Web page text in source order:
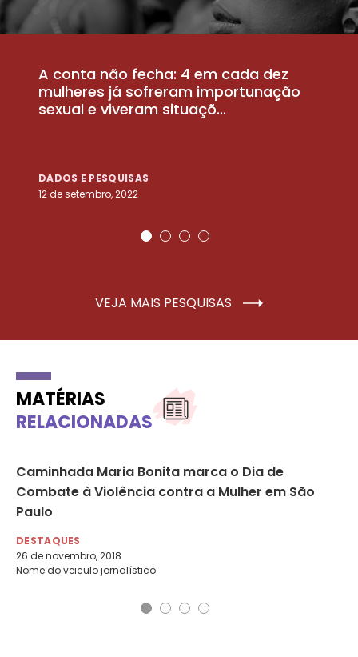
A conta não fecha: 4 em cada dez
mulheres já sofreram importunação
sexual e viveram situaçõ...
DADOS E PESQUISAS
12 de setembro, 2022
VEJA MAIS PESQUISAS
MATÉRIAS
RELACIONADAS
Caminhada Maria Bonita marca o Dia de
Combate à Violência contra a Mulher em São
Paulo
DESTAQUES
26 de novembro, 2018
Nome do veiculo jornalístico